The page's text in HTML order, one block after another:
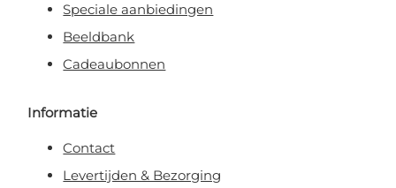
Speciale aanbiedingen
Beeldbank
Cadeaubonnen
Informatie
Contact
Levertijden & Bezorging